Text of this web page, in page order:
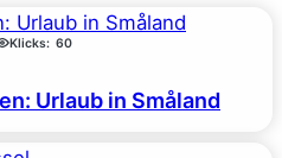
Klicks: 60
Urlaub in Småland